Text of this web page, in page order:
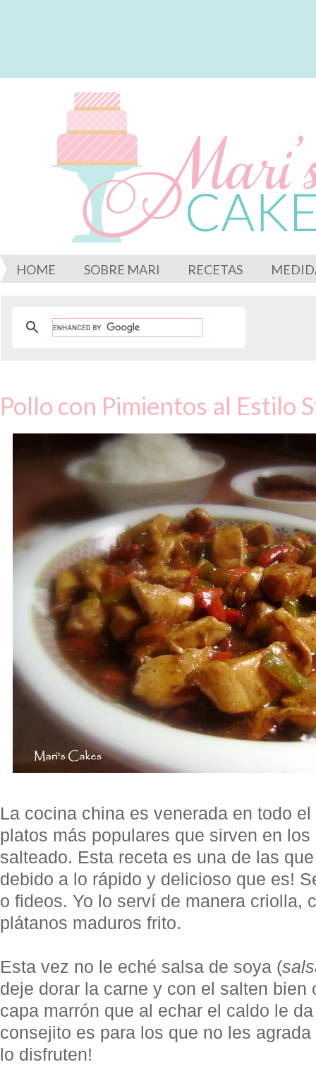
HOME SOBRE MARI RECETAS
Pollo con Pimientos al Estilo
La cocina china es venerada en todo
platos más populares que sirven en
salteado. Esta receta es una de las
debido a lo rápido y delicioso que es!
o fideos. Yo lo serví de manera criolla,
plátanos maduros frito.
Esta vez no le eché salsa de soya (
deje dorar la carne y con el salten bien
capa marrón que al echar el caldo le
consejito es para los que no les
lo disfruten!